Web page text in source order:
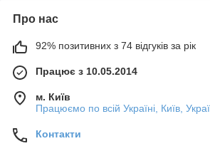
Про нас
92% позитивних з 74 відгуків за рік
Працює з 10.05.2014
м. Київ
Працюємо по всій Україні, Київ,
Контакти